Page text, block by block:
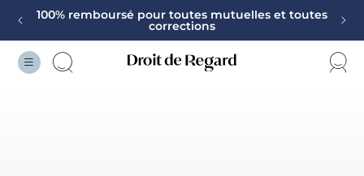
Vos Lunettes garanties 2 ans
Monture offerte sur la deuxième paire